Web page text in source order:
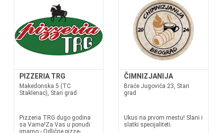
PIZZERIA TRG
Makedonska 5 (TC
Staklenac), Stari grad
Pizzeria TRG dugo godina
sa Vama!Za Vas u ponudi
imamo:- Odlične pizze-
ČIMNIZJANIJA
Braće Jugovića 23, Stari
grad
Ukus na prvom mestu! Slani i
slatki specijaliteti.